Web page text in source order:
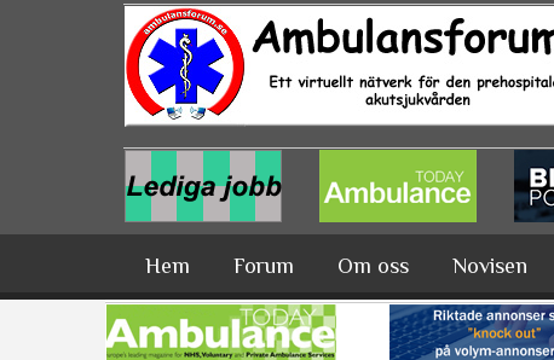
Hoppa till huvudinnehåll
Hem Forum Om oss Novisen